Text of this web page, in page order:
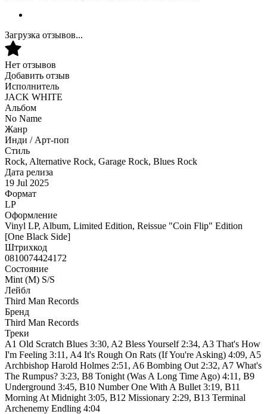
Загрузка отзывов...
Нет отзывов
Добавить отзыв
Исполнитель
JACK WHITE
Альбом
No Name
Жанр
Инди / Арт-поп
Стиль
Rock, Alternative Rock, Garage Rock, Blues Rock
Дата релиза
19 Jul 2025
Формат
LP
Оформление
Vinyl LP, Album, Limited Edition, Reissue "Coin Flip" Edition
[One Black Side]
Штрихкод
0810074424172
Состояние
Mint (M) S/S
Лейбл
Third Man Records
Бренд
Third Man Records
Треки
A1 Old Scratch Blues 3:30, A2 Bless Yourself 2:34, A3 That's How
I'm Feeling 3:11, A4 It's Rough On Rats (If You're Asking) 4:09, A5
Archbishop Harold Holmes 2:51, A6 Bombing Out 2:32, A7 What's
The Rumpus? 3:23, B8 Tonight (Was A Long Time Ago) 4:11, B9
Underground 3:45, B10 Number One With A Bullet 3:19, B11
Morning At Midnight 3:05, B12 Missionary 2:29, B13 Terminal
Archenemy Endling 4:04